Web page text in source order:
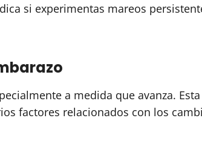
si experimentas mareos
a medida que avanza. Esta
factores relacionados con los